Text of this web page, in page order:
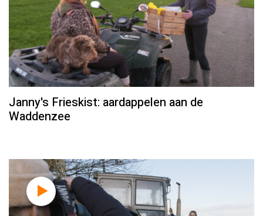
Janny's Frieskist: aardappelen aan de
Waddenzee